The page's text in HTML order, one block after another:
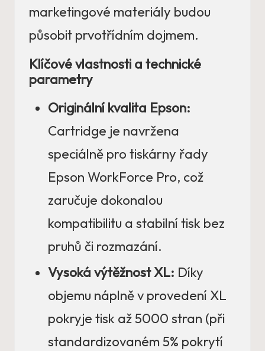
marketingové materiály budou
působit prvotřídním dojmem.
Klíčové vlastnosti a technické
parametry
Originální kvalita Epson:
Cartridge je navržena
speciálně pro tiskárny řady
Epson WorkForce Pro, což
zaručuje dokonalou
kompatibilitu a stabilní tisk bez
pruhů či rozmazání.
Vysoká výtěžnost XL: Díky
objemu náplně v provedení XL
pokryje tisk až 5000 stran (při
standardizovaném 5% pokrytí